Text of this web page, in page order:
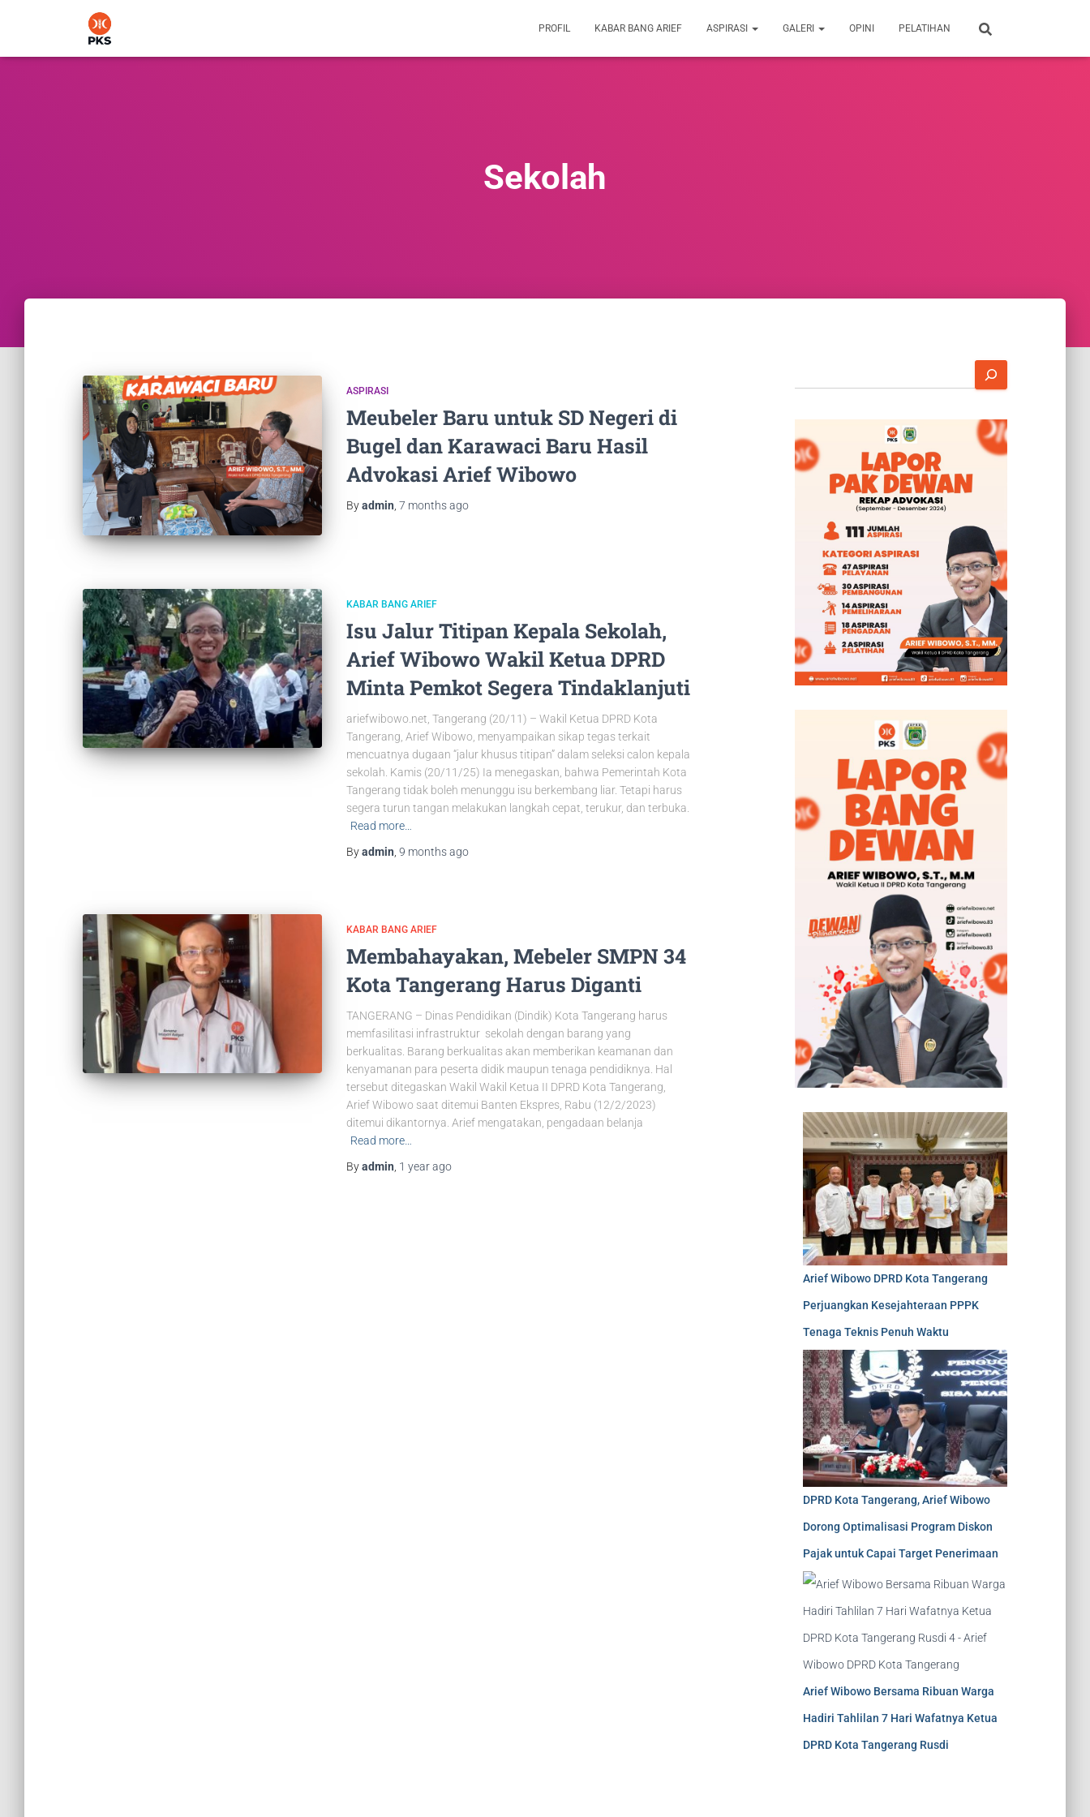
PROFIL KABAR BANG ARIEF ASPIRASI GALERI OPINI PELATIHAN
Sekolah
ASPIRASI
Meubeler Baru untuk SD Negeri di
Bugel dan Karawaci Baru Hasil
Advokasi Arief Wibowo
Byadmin 7 monthsago
KABAR BANG ARIEF
Isu Jalur Titipan Kepala Sekolah,
Arief Wibowo Wakil Ketua DPRD
Minta Pemkot Segera Tindaklanjuti
ariefwibowo.net, Tangerang (20/11) – Wakil Ketua DPRD Kota
Tangerang, Arief Wibowo, menyampaikan sikap tegas terkait
mencuatnya dugaan “jalur khusus titipan” dalam seleksi calon kepala
sekolah. Kamis (20/11/25) Ia menegaskan, bahwa Pemerintah Kota
Tangerang tidak boleh menunggu isu berkembang liar. Tetapi harus
segera turun tangan melakukan langkah cepat, terukur, dan terbuka.
Read more…
Byadmin 9 monthsago
KABAR BANG ARIEF
Membahayakan, Mebeler SMPN 34
Kota Tangerang Harus Diganti
TANGERANG – Dinas Pendidikan (Dindik) Kota Tangerang harus
memfasilitasi infrastruktur sekolah dengan barang yang
berkualitas. Barang berkualitas akan memberikan keamanan dan
kenyamanan para peserta didik maupun tenaga pendidiknya. Hal
tersebut ditegaskan Wakil Wakil Ketua II DPRD Kota Tangerang,
Arief Wibowo saat ditemui Banten Ekspres, Rabu (12/2/2023)
ditemui dikantornya. Arief mengatakan, pengadaan belanja
Read more…
Byadmin 1 yearago
Arief Wibowo DPRD Kota Tangerang
Perjuangkan Kesejahteraan PPPK
Tenaga Teknis Penuh Waktu
DPRD Kota Tangerang, Arief Wibowo
Dorong Optimalisasi Program Diskon
Pajak untuk Capai Target Penerimaan
Arief Wibowo Bersama Ribuan Warga
Hadiri Tahlilan 7 Hari Wafatnya Ketua
DPRD Kota Tangerang Rusdi